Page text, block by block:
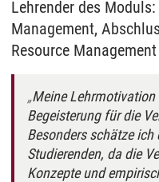
Lehrender des
Management,
Resource Management
Meine
Begeisterung für die
Besonders schätze
Studierenden, da die
Konzepte und